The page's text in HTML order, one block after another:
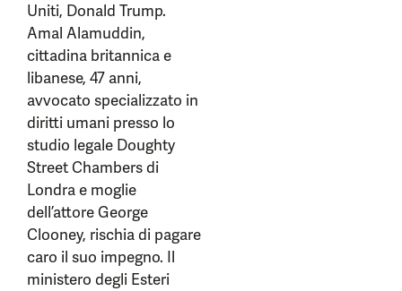
Uniti, Donald Trump.
Amal Alamuddin,
cittadina britannica e
libanese, 47 anni,
avvocato specializzato in
diritti umani presso lo
studio legale Doughty
Street Chambers di
Londra e moglie
dell’attore George
Clooney, rischia di pagare
caro il suo impegno. Il
ministero degli Esteri